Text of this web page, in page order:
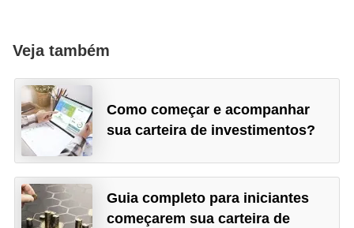
Veja também
Como começar e acompanhar
sua carteira de investimentos?
Guia completo para iniciantes
começarem sua carteira de